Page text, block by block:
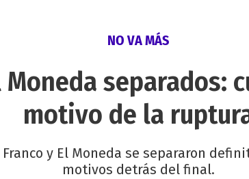
NO VA MÁS
Moneda separados:
motivo de la
y El Moneda se separaron
motivos detrás del final.